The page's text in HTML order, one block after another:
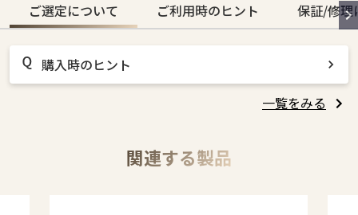
ご選定について ご利用時のヒント 保証/修理
購入時のヒント
一覧をみる
関連する製品